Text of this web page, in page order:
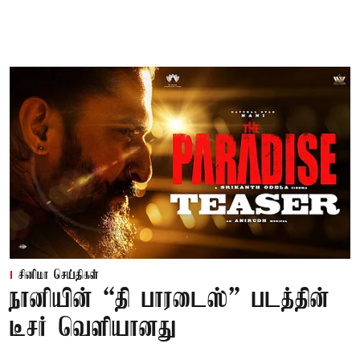
சினிமா செய்திகள்
நானியின் “தி பாரடைஸ்” படத்தின்
டீசர் வெளியானது